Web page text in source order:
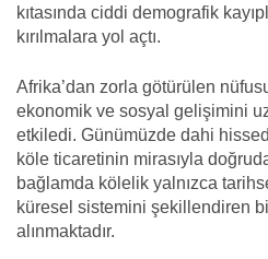
kıtasında ciddi demografik
kırılmalara yol açtı.
Afrika’dan zorla götürülen
ekonomik ve sosyal gelişimini
etkiledi. Günümüzde dahi
köle ticaretinin mirasıyla
bağlamda kölelik yalnızca
küresel sistemini şekillendiren
alınmaktadır.